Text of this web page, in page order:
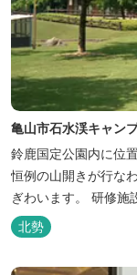
亀山市石水渓キャン
鈴鹿国定公園内に位
恒例の山開きが行な
ぎわいます。 研修施
家族連れ用宿泊施設
適です。
北勢